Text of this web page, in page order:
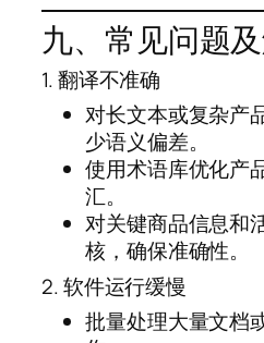
九、常见问题
1. 翻译不准确
对长文本或复杂产
少语义偏差。
使用术语库优化产
汇。
对关键商品信息和
核，确保准确性。
2. 软件运行缓慢
批量处理大量文档